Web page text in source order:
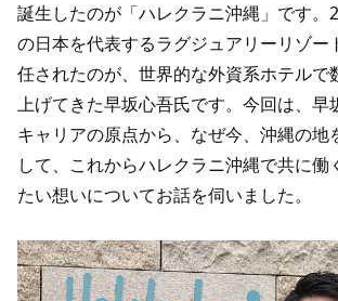
誕生したのが「ハレクラニ沖縄」です。
の日本を代表するラグジュアリーリゾー
任されたのが、世界的な外資系ホテルで
上げてきた早坂心吾氏です。今回は、早
キャリアの原点から、なぜ今、沖縄の地
して、これからハレクラニ沖縄で共に働
たい想いについてお話を伺いました。